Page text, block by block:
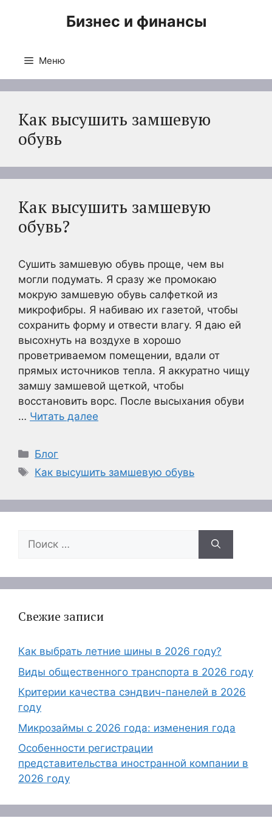
Бизнес и финансы
Меню
Как высушить замшевую
обувь
Как высушить замшевую
обувь?
Сушить замшевую обувь проще, чем вы
могли подумать. Я сразу же промокаю
мокрую замшевую обувь салфеткой из
микрофибры. Я набиваю их газетой, чтобы
сохранить форму и отвести влагу. Я даю ей
высохнуть на воздухе в хорошо
проветриваемом помещении, вдали от
прямых источников тепла. Я аккуратно чищу
замшу замшевой щеткой, чтобы
восстановить ворс. После высыхания обуви
… Читать далее
Рубрики
Блог
Метки
Как высушить замшевую обувь
Поиск:
Свежие записи
Как выбрать летние шины в 2026 году?
Виды общественного транспорта в 2026 году
Критерии качества сэндвич-панелей в 2026
году
Микрозаймы с 2026 года: изменения года
Особенности регистрации
представительства иностранной компании в
2026 году